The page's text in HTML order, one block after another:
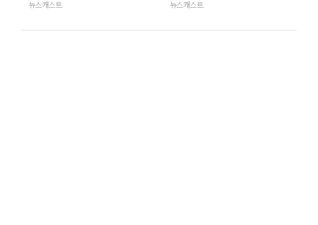
뉴스캐스트 뉴스캐스트